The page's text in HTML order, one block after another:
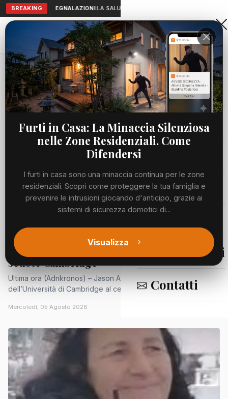
BREAKING SEGNALAZIONI:LA SALUTE A PORTATA DI MANO:
Aranova • NET
PORTALE UTILE AL TERRITORIO
Home
Cronaca
Viabilità
Meteo
Segnalazioni
Contatti
Cronaca
1117 articoli pubblicati
CRONACA
Il prof dei record si dimette, il caso Arday
scuote Cambridge
Ultima ora (Adnkronos) – Jason Arday, 41enne professore
dell’Università di Cambridge al centro di un caso per i...
Mercoledì, 05 Agosto 2026
Furti in Casa: La Minaccia Silenziosa
nelle Zone Residenziali. Come
Difendersi
I furti in casa sono una minaccia continua per le zone
residenziali. Scopri come proteggere la tua famiglia e
prevenire le intrusioni giocando d'anticipo, grazie ai
sistemi di sicurezza domotici di...
Visualizza